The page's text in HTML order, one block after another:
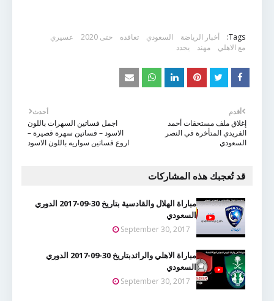
Tags: أخبار الرياضة السعودي تعاقده حتى 2020
عسيري
مع الاهلي
مهند يجدد
أحدث
اجمل فساتين السهرات باللون
الاسود – فساتين سهرة قصيرة –
اروع فساتين سواريه باللون الاسود
أقدم
إغلاق ملف مستحقات أحمد
الفريدي المتأخرة في النصر
السعودي
قد تُعجبك هذه المشاركات
مباراة الهلال والقادسية بتاريخ 30-09-2017 الدوري
السعودي
September 30, 2017
مباراة الاهلي والرائدبتاريخ 30-09-2017 الدوري
السعودي
September 30, 2017